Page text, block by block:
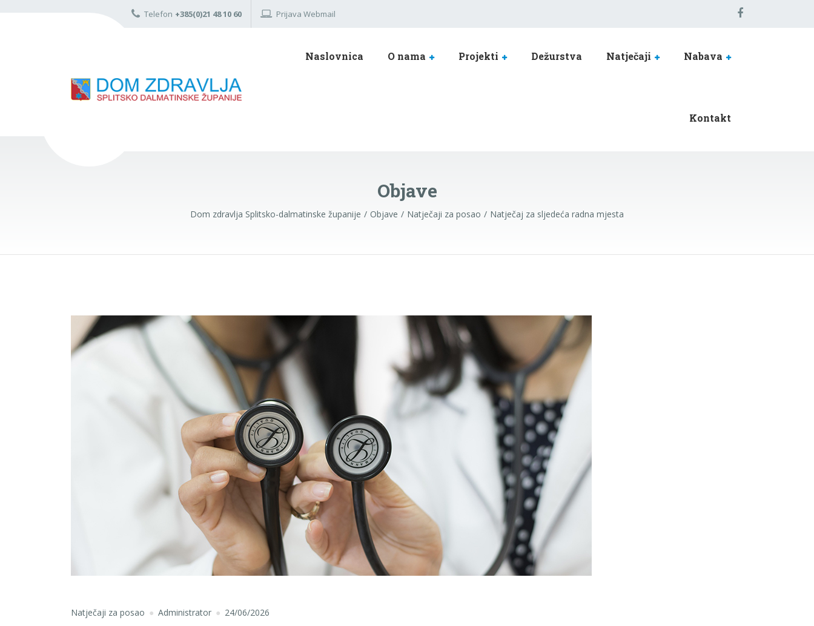
Telefon +385(0)21 48 10 60 Prijava Webmail
Naslovnica O nama Projekti Dežurstva Natječaji Nabava
Kontakt
Objave
Dom zdravlja Splitsko-dalmatinske županije Objave Natječaji za posao Natječaj za sljedeća radna mjesta
Natječaji za posao Administrator 24/06/2026